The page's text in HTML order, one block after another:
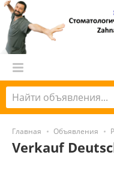
Главная Объявления
Verkauf